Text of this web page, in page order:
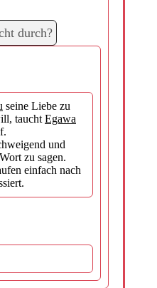
durch?
seine Liebe zu
tauchtEgawa
und
zu sagen.
einfach nach